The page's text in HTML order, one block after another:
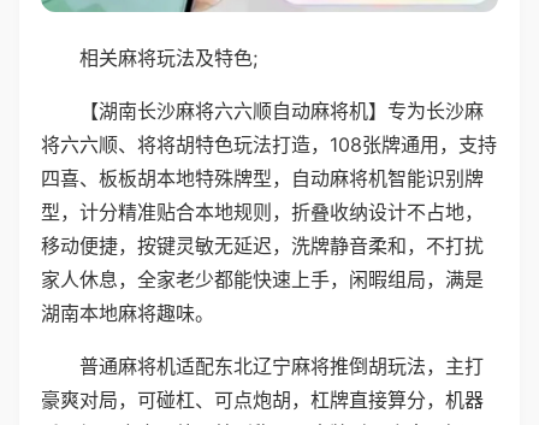
相关麻将玩法及特色;
【湖南长沙麻将六六顺自动麻将机】专为长沙麻
将六六顺、将将胡特色玩法打造，108张牌通用，支持
四喜、板板胡本地特殊牌型，自动麻将机智能识别牌
型，计分精准贴合本地规则，折叠收纳设计不占地，
移动便捷，按键灵敏无延迟，洗牌静音柔和，不打扰
家人休息，全家老少都能快速上手，闲暇组局，满是
湖南本地麻将趣味。
普通麻将机适配东北辽宁麻将推倒胡玩法，主打
豪爽对局，可碰杠、可点炮胡，杠牌直接算分，机器